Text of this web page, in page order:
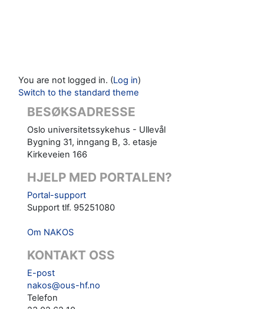
You are not logged in. (Log in)
Switch to the standard theme
BESØKSADRESSE
Oslo universitetssykehus - Ullevål
Bygning 31, inngang B, 3. etasje
Kirkeveien 166
HJELP MED PORTALEN?
Portal-support
Support tlf. 95251080
Om NAKOS
KONTAKT OSS
E-post
nakos@ous-hf.no
Telefon